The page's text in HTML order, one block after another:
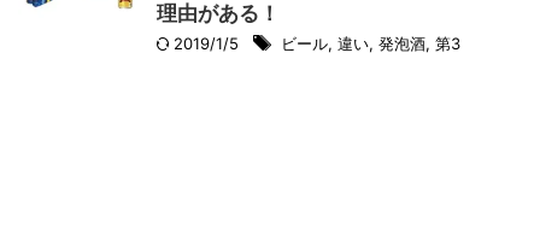
理由がある！
2019/1/5 ビール, 違い, 発泡酒, 第3